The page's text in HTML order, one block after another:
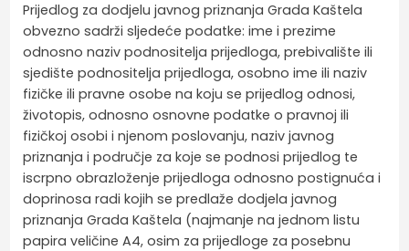
Prijedlog za dodjelu javnog priznanja Grada Kaštela
obvezno sadrži sljedeće podatke: ime i prezime
odnosno naziv podnositelja prijedloga, prebivalište ili
sjedište podnositelja prijedloga, osobno ime ili naziv
fizičke ili pravne osobe na koju se prijedlog odnosi,
životopis, odnosno osnovne podatke o pravnoj ili
fizičkoj osobi i njenom poslovanju, naziv javnog
priznanja i područje za koje se podnosi prijedlog te
iscrpno obrazloženje prijedloga odnosno postignuća i
doprinosa radi kojih se predlaže dodjela javnog
priznanja Grada Kaštela (najmanje na jednom listu
papira veličine A4, osim za prijedloge za posebnu